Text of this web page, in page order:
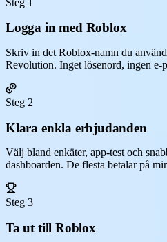
Logga in med Roblox
Skriv in det Roblox-namn du
Revolution. Inget lösenord, ingen e-
Steg 2
Klara enkla erbjudanden
Välj bland enkäter, app-test och
dashboarden. De flesta betalar på
Steg 3
Ta ut till Roblox